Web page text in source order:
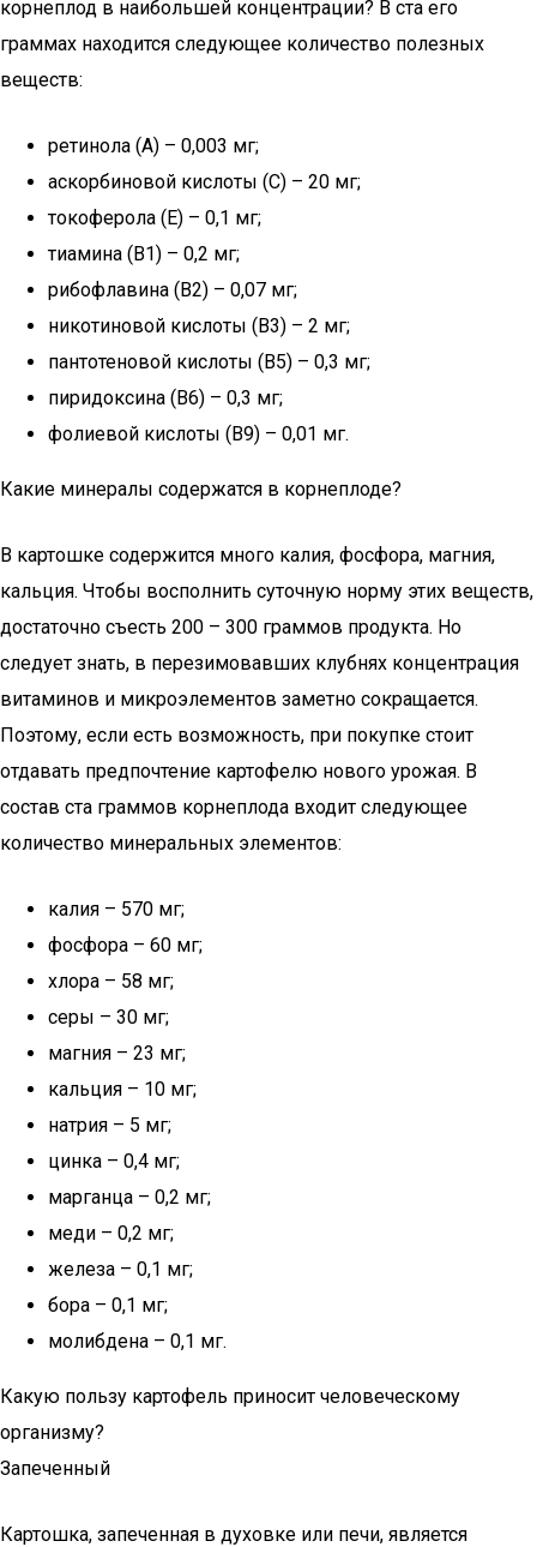
корнеплод в наибольшей концентрации? В ста его
граммах находится следующее количество полезных
веществ:
ретинола (A) – 0,003 мг;
аскорбиновой кислоты (C) – 20 мг;
токоферола (E) – 0,1 мг;
тиамина (B1) – 0,2 мг;
рибофлавина (B2) – 0,07 мг;
никотиновой кислоты (B3) – 2 мг;
пантотеновой кислоты (B5) – 0,3 мг;
пиридоксина (B6) – 0,3 мг;
фолиевой кислоты (B9) – 0,01 мг.
Какие минералы содержатся в корнеплоде?
В картошке содержится много калия, фосфора, магния,
кальция. Чтобы восполнить суточную норму этих веществ,
достаточно съесть 200 – 300 граммов продукта. Но
следует знать, в перезимовавших клубнях концентрация
витаминов и микроэлементов заметно сокращается.
Поэтому, если есть возможность, при покупке стоит
отдавать предпочтение картофелю нового урожая. В
состав ста граммов корнеплода входит следующее
количество минеральных элементов:
калия – 570 мг;
фосфора – 60 мг;
хлора – 58 мг;
серы – 30 мг;
магния – 23 мг;
кальция – 10 мг;
натрия – 5 мг;
цинка – 0,4 мг;
марганца – 0,2 мг;
меди – 0,2 мг;
железа – 0,1 мг;
бора – 0,1 мг;
молибдена – 0,1 мг.
Какую пользу картофель приносит человеческому
организму?
Запеченный
Картошка, запеченная в духовке или печи, является